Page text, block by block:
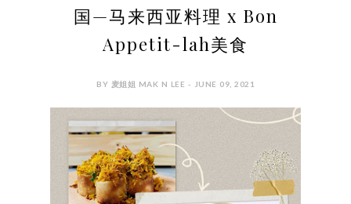
国—马来西亚料理 x Bon
Appetit-lah美食
BY 麦姐姐 MAK N LEE - JUNE 09, 2021